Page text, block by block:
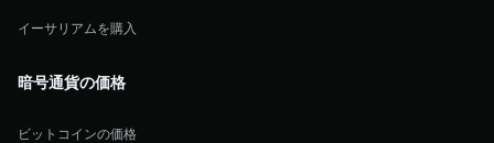
イーサリアムを購入
暗号通貨の価格
ビットコインの価格